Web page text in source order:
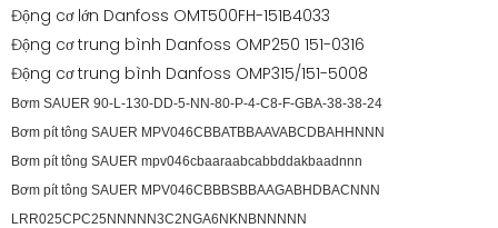
Động cơ lớn Danfoss OMT500FH-151B4033
Động cơ trung bình Danfoss OMP250 151-0316
Động cơ trung bình Danfoss OMP315/151-5008
Bơm SAUER 90-L-130-DD-5-NN-80-P-4-C8-F-GBA-38-38-24
Bơm pít tông SAUER MPV046CBBATBBAAVABCDBAHHNNN
Bơm pít tông SAUER mpv046cbaaraabcabbddakbaadnnn
Bơm pít tông SAUER MPV046CBBBSBBAAGABHDBACNNN
LRR025CPC25NNNNN3C2NGA6NKNBNNNNN